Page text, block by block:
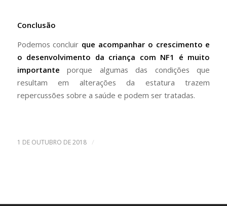
Conclusão
Podemos concluir que acompanhar o crescimento e
o desenvolvimento da criança com NF1 é muito
importanteporque algumas das condições que
resultam em alterações da estatura trazem
repercussões sobre a saúde e podem ser tratadas.
1 DE OUTUBRO DE 2018 /